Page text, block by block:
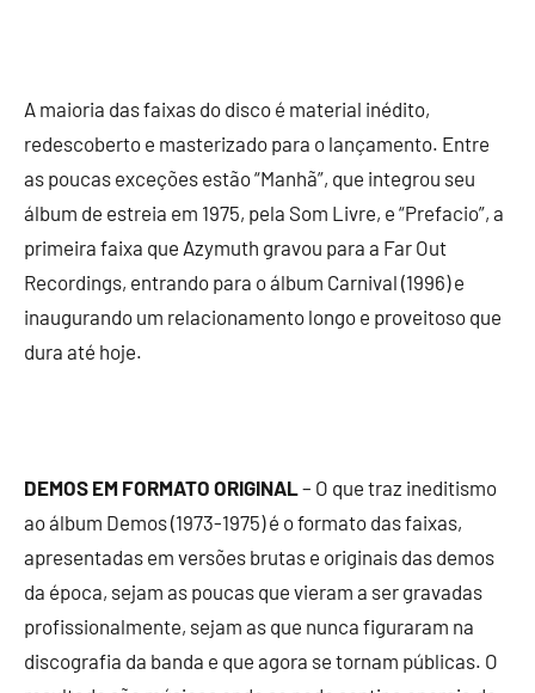
A maioria das faixas do disco é material inédito,
redescoberto e masterizado para o lançamento. Entre
as poucas exceções estão “Manhã”, que integrou seu
álbum de estreia em 1975, pela Som Livre, e “Prefacio”, a
primeira faixa que Azymuth gravou para a Far Out
Recordings, entrando para o álbum Carnival (1996) e
inaugurando um relacionamento longo e proveitoso que
dura até hoje.
DEMOS EM FORMATO ORIGINAL– O que traz ineditismo
ao álbum Demos (1973-1975) é o formato das faixas,
apresentadas em versões brutas e originais das demos
da época, sejam as poucas que vieram a ser gravadas
profissionalmente, sejam as que nunca figuraram na
discografia da banda e que agora se tornam públicas. O